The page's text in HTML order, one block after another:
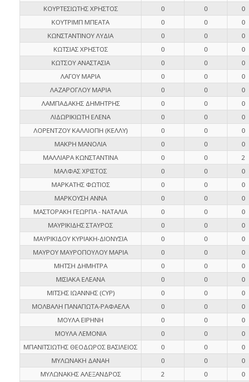
ΚΟΥΡΤΕΣΙΩΤΗΣ ΧΡΗΣΤΟΣ
0 0 0
ΚΟΥΤΡΙΜΠ ΜΠΕΑΤΑ
0 0 0
ΚΩΝΣΤΑΝΤΙΝΟΥ ΛΥΔΙΑ
0 0 0
ΚΩΤΣΙΑΣ ΧΡΗΣΤΟΣ
0 0 0
ΚΩΤΣΟΥ ΑΝΑΣΤΑΣΙΑ
0 0 0
ΛΑΓΟΥ ΜΑΡΙΑ
0 0 0
ΛΑΖΑΡΟΓΛΟΥ ΜΑΡΙΑ
0 0 0
ΛΑΜΠΑΔΑΚΗΣ ΔΗΜΗΤΡΗΣ
0 0 0
ΛΙΔΩΡΙΚΙΩΤΗ ΕΛΕΝΑ
0 0 0
ΛΟΡΕΝΤΖΟΥ ΚΑΛΛΙΟΠΗ (ΚΕΛΛΥ)
0 0 0
ΜΑΚΡΗ ΜΑΝΟΛΙΑ
0 0 0
ΜΑΛΛΙΑΡΑ ΚΩΝΣΤΑΝΤΙΝΑ
0 0 2
ΜΑΛΦΑΣ ΧΡΙΣΤΟΣ
0 0 0
ΜΑΡΚΑΤΗΣ ΦΩΤΙΟΣ
0 0 0
ΜΑΡΚΟΥΣΗ ΑΝΝΑ
0 0 0
ΜΑΣΤΟΡΑΚΗ ΓΕΩΡΓΙΑ - ΝΑΤΑΛΙΑ
0 0 0
ΜΑΥΡΙΚΙΔΗΣ ΣΤΑΥΡΟΣ
0 0 0
ΜΑΥΡΙΚΙΔΟΥ ΚΥΡΙΑΚΗ-ΔΙΟΝΥΣΙΑ
0 0 0
ΜΑΥΡΟΥ ΜΑΥΡΟΠΟΥΛΟΥ ΜΑΡΙΑ
0 0 0
ΜΗΤΣΗ ΔΗΜΗΤΡΑ
0 0 0
ΜΙΣΙΑΚΑ ΕΛΕΑΝΑ
0 0 0
ΜΙΤΣΗΣ ΙΩΑΝΝΗΣ (CYP)
0 0 0
ΜΟΛΒΑΛΗ ΠΑΝΑΓΙΩΤΑ-ΡΑΦΑΕΛΑ
0 0 0
ΜΟΥΛΑ ΕΙΡΗΝΗ
0 0 0
ΜΟΥΛΑ ΛΕΜΟΝΙΑ
0 0 0
ΜΠΑΝΙΤΣΙΩΤΗΣ ΘΕΟΔΩΡΟΣ ΒΑΣΙΛΕΙΟΣ
0 0 0
ΜΥΛΩΝΑΚΗ ΔΑΝΑΗ
0 0 0
ΜΥΛΩΝΑΚΗΣ ΑΛΕΞΑΝΔΡΟΣ
2 0 0